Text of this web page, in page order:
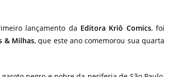
lançamento da Editora Kriô Comics, foi
& Milhas, que este ano comemorou sua quarta